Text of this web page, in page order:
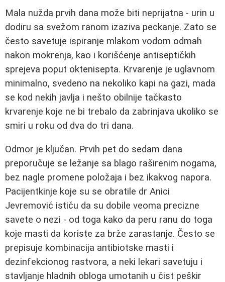
Mala nužda prvih dana može biti neprijatna - urin u
dodiru sa svežom ranom izaziva peckanje. Zato se
često savetuje ispiranje mlakom vodom odmah
nakon mokrenja, kao i korišćenje antiseptičkih
sprejeva poput oktenisepta. Krvarenje je uglavnom
minimalno, svedeno na nekoliko kapi na gazi, mada
se kod nekih javlja i nešto obilnije tačkasto
krvarenje koje ne bi trebalo da zabrinjava ukoliko se
smiri u roku od dva do tri dana.
Odmor je ključan. Prvih pet do sedam dana
preporučuje se ležanje sa blago raširenim nogama,
bez nagle promene položaja i bez ikakvog napora.
Pacijentkinje koje su se obratile dr Anici
Jevremović ističu da su dobile veoma precizne
savete o nezi - od toga kako da peru ranu do toga
koje masti da koriste za brže zarastanje. Često se
prepisuje kombinacija antibiotske masti i
dezinfekcionog rastvora, a neki lekari savetuju i
stavljanje hladnih obloga umotanih u čist peškir